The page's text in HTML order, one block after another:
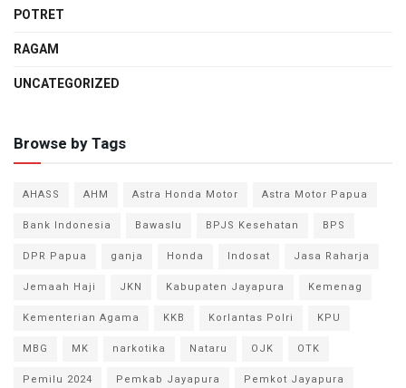
POTRET
RAGAM
UNCATEGORIZED
Browse by Tags
AHASS AHM Astra Honda Motor
Astra Motor Papua
Bank Indonesia
Bawaslu BPJS Kesehatan
BPS
DPR Papua
ganja Honda Indosat
Jasa Raharja
Jemaah Haji
JKN Kabupaten Jayapura
Kemenag
Kementerian Agama
KKB Korlantas Polri
KPU
MBG
MK narkotika Nataru OJK
OTK
Pemilu 2024
Pemkab Jayapura
Pemkot Jayapura